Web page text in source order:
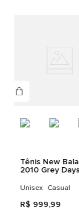
Tênis New
2010 Grey
Unisex Casual
R$ 999,99